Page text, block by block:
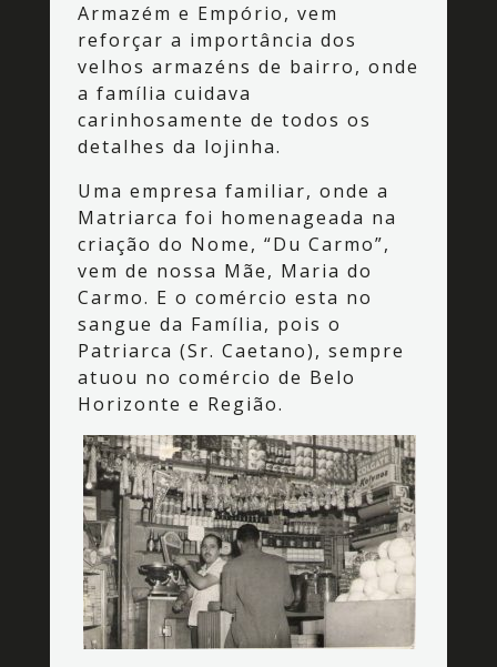
Armazém e Empório, vem
reforçar a importância dos
velhos armazéns de bairro, onde
a família cuidava
carinhosamente de todos os
detalhes da lojinha.
Uma empresa familiar, onde a
Matriarca foi homenageada na
criação do Nome, “Du Carmo”,
vem de nossa Mãe, Maria do
Carmo. E o comércio esta no
sangue da Família, pois o
Patriarca (Sr. Caetano), sempre
atuou no comércio de Belo
Horizonte e Região.